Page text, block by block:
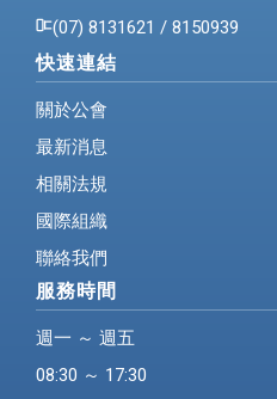
(07) 8131621 / 8150939
快速連結
關於公會
最新消息
相關法規
國際組織
聯絡我們
服務時間
週一 ～ 週五
08:30 ～ 17:30